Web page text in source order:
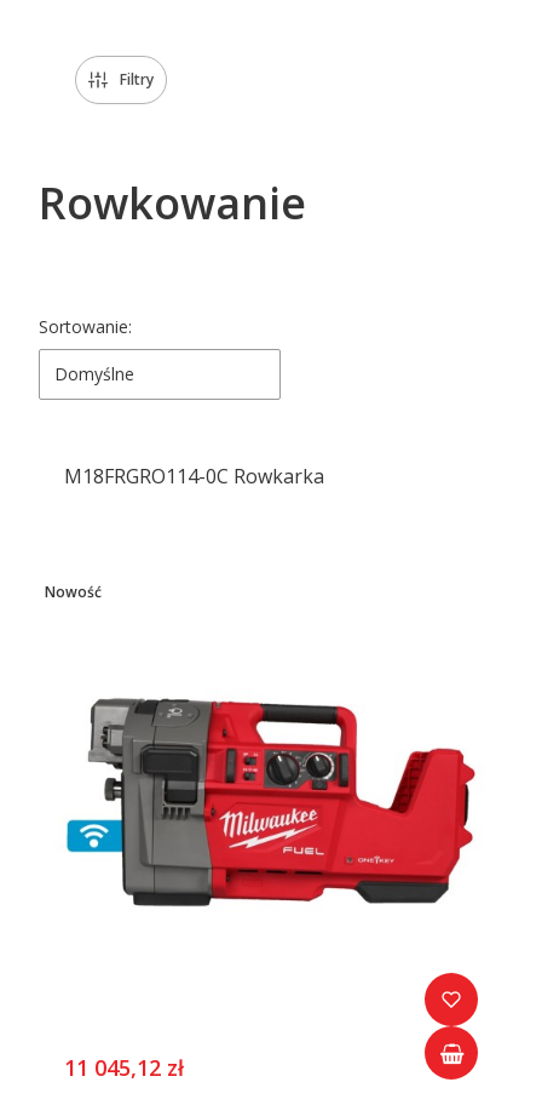
Filtry
Rowkowanie
Lista produktów
Sortowanie:
Domyślne
Nowość
M18FRGRO114-0C Rowkarka
11 045,12 zł